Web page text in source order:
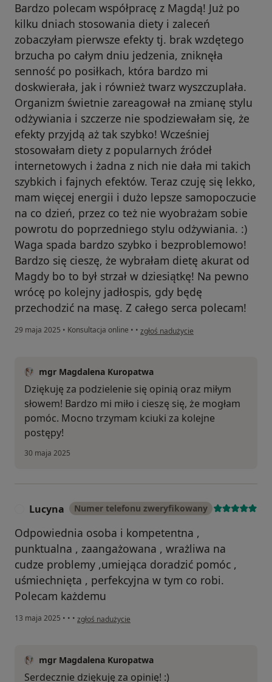
Bardzo polecam współpracę z Magdą! Już po
kilku dniach stosowania diety i zaleceń
zobaczyłam pierwsze efekty tj. brak wzdętego
brzucha po całym dniu jedzenia, zniknęła
senność po posiłkach, która bardzo mi
doskwierała, jak i również twarz wyszczuplała.
Organizm świetnie zareagował na zmianę stylu
odżywiania i szczerze nie spodziewałam się, że
efekty przyjdą aż tak szybko! Wcześniej
stosowałam diety z popularnych źródeł
internetowych i żadna z nich nie dała mi takich
szybkich i fajnych efektów. Teraz czuję się lekko,
mam więcej energii i dużo lepsze samopoczucie
na co dzień, przez co też nie wyobrażam sobie
powrotu do poprzedniego stylu odżywiania. :)
Waga spada bardzo szybko i bezproblemowo!
Bardzo się cieszę, że wybrałam dietę akurat od
Magdy bo to był strzał w dziesiątkę! Na pewno
wrócę po kolejny jadłospis, gdy będę
przechodzić na masę. Z całego serca polecam!
29 maja 2025 • Konsultacja online • • w opinii użytkownika Aneta
zgłoś nadużycie
mgr Magdalena Kuropatwa
Dziękuję za podzielenie się opinią oraz miłym
słowem! Bardzo mi miło i cieszę się, że mogłam
pomóc. Mocno trzymam kciuki za kolejne
postępy!
30 maja 2025
Lucyna Numer telefonu zweryfikowany
Odpowiednia osoba i kompetentna ,
punktualna , zaangażowana , wrażliwa na
cudze problemy ,umiejąca doradzić pomóc ,
uśmiechnięta , perfekcyjna w tym co robi.
Polecam każdemu
13 maja 2025 • • • w opinii użytkownika Lucyna
zgłoś nadużycie
mgr Magdalena Kuropatwa
Serdecznie dziękuję za opinię! :)